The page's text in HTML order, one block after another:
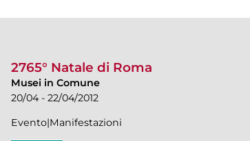
2765° Natale di Roma
Musei in Comune
20/04 - 22/04/2012
Evento|Manifestazioni